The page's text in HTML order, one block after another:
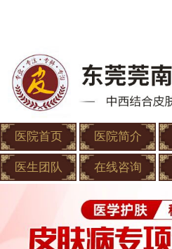
医院首页 医院简介
医生团队 在线咨询